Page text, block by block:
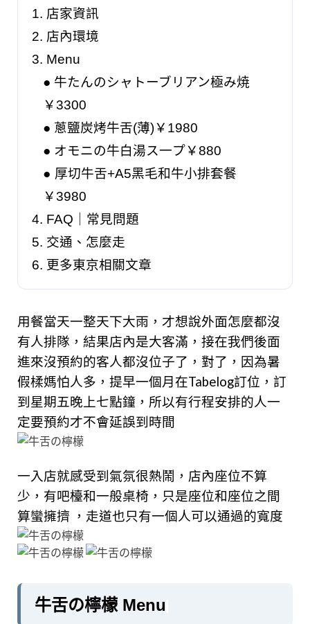
1. 店家資訊
2. 店內環境
3. Menu
● 牛たんのシャトーブリアン極み焼
￥3300
● 蔥鹽炭烤牛舌(薄)￥1980
● オモニの牛白湯ス一プ￥880
● 厚切牛舌+A5黑毛和牛小排套餐
￥3980
4. FAQ｜常見問題
5. 交通、怎麼走
6. 更多東京相關文章
用餐當天一整天下大雨，才想說外面怎麼都沒
有人排隊，結果店內是大客滿，接在我們後面
進來沒預約的客人都沒位子了，對了，因為暑
假楺媽怕人多，提早一個月在Tabelog訂位，訂
到星期五晚上七點鐘，所以有行程安排的人一
定要預約才不會延誤到時間
一入店就感受到氣氛很熱鬧，店內座位不算
少，有吧檯和一般桌椅，只是座位和座位之間
算蠻擁擠 ，走道也只有一個人可以通過的寬度
牛舌の檸檬 Menu